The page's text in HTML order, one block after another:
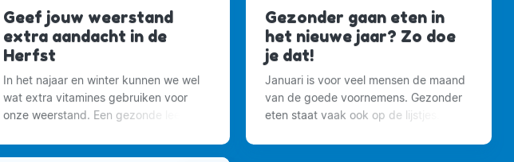
Geef jouw weerstand
extra aandacht in de
Herfst
In het najaar en winter kunnen we wel
wat extra vitamines gebruiken voor
onze weerstand. Een gezonde leefstijl
Gezonder gaan eten in
het nieuwe jaar? Zo doe
je dat!
Januari is voor veel mensen de maand
van de goede voornemens. Gezonder
eten staat vaak ook op de lijstjes.